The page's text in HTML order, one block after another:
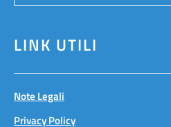
LINK UTILI
Note Legali
Privacy Policy